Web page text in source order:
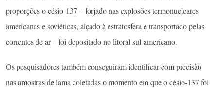
proporções o césio-137 – forjado nas explosões termonucleares
americanas e soviéticas, alçado à estratosfera e transportado pelas
correntes de ar – foi depositado no litoral sul-americano.
Os pesquisadores também conseguiram identificar com precisão
nas amostras de lama coletadas o momento em que o césio-137 foi